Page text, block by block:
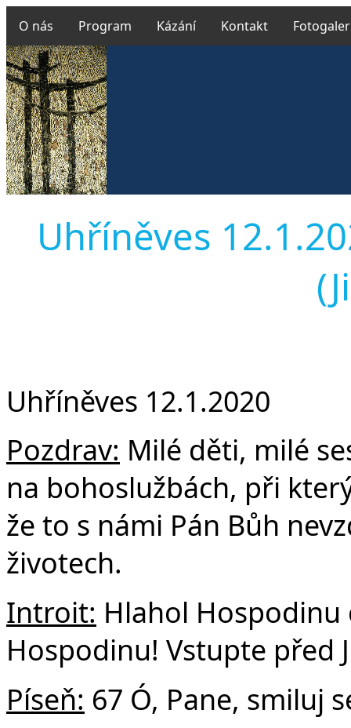
O nás Program Kázání Kontakt
Uhříněves
Uhříněves 12.1.2020
Pozdrav: Milé děti, milé
na bohoslužbách, při
že to s námi Pán Bůh
životech.
Introit: Hlahol Hospodinu
Hospodinu! Vstupte před
Píseň: 67 Ó, Pane, smiluj